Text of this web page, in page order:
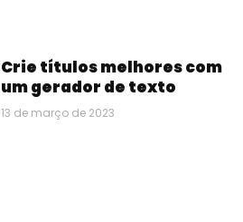
Crie títulos melhores com
um gerador de texto
13 de março de 2023